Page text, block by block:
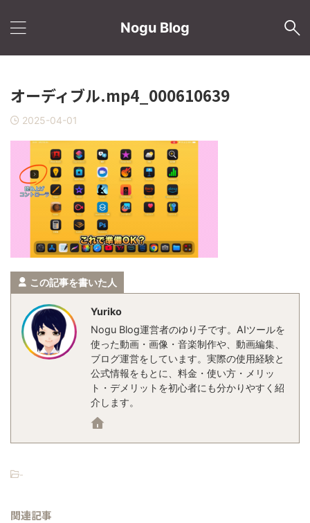
Nogu Blog
オーディブル.mp4_000610639
2025-04-01
この記事を書いた人
Yuriko
Nogu Blog運営者のゆり子です。AIツールを
使った動画・画像・音楽制作や、動画編集、
ブログ運営をしています。実際の使用経験と
公式情報をもとに、料金・使い方・メリッ
ト・デメリットを初心者にも分かりやすく紹
介します。
-
関連記事